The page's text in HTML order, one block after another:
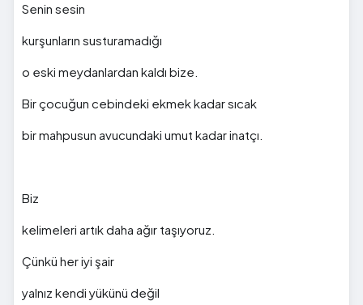
Senin sesin
kurşunların susturamadığı
o eski meydanlardan kaldı bize.
Bir çocuğun cebindeki ekmek kadar sıcak
bir mahpusun avucundaki umut kadar inatçı.
Biz
kelimeleri artık daha ağır taşıyoruz.
Çünkü her iyi şair
yalnız kendi yükünü değil